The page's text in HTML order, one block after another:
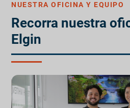
NUESTRA OFICINA Y EQUIPO
Recorra nuestra
Elgin